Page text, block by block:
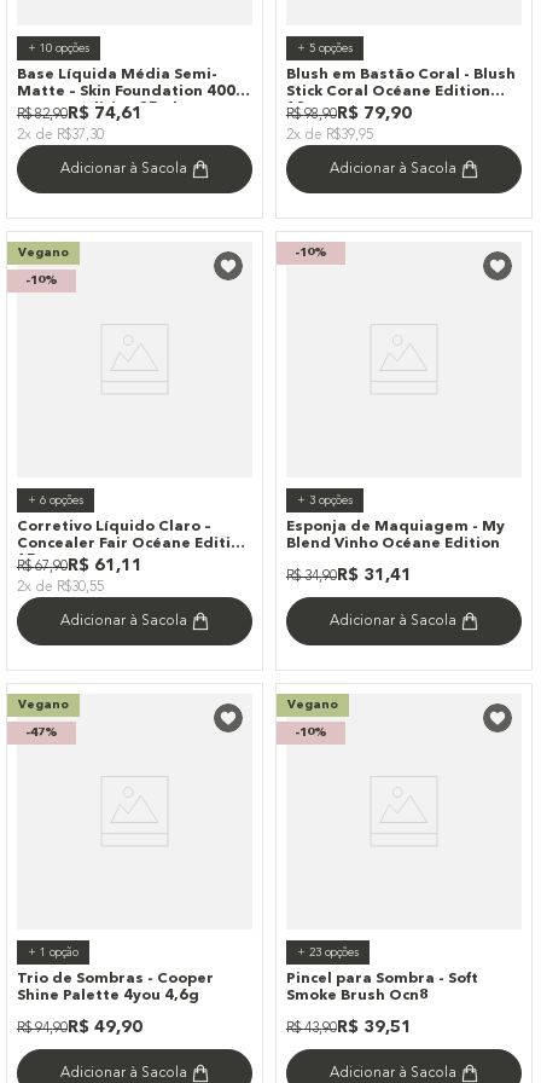
+ 10opções
Base Líquida Média Semi-
Matte – Skin Foundation 400m
Océane Edition 35ml
R$ 82,90R$ 74,61
2x de R$37,30
Adicionar à Sacola
+ 5opções
Blush em Bastão Coral - Blush
Stick Coral Océane Edition
12g
R$ 98,90R$ 79,90
2x de R$39,95
Adicionar à Sacola
Vegano
-10%
+ 6opções
Corretivo Líquido Claro –
Concealer Fair Océane Edition
15g
R$ 67,90R$ 61 ,11
2x de R$30,55
Adicionar à Sacola
-10%
+ 3opções
Esponja de Maquiagem - My
Blend Vinho Océane Edition
R$ 34,90R$ 31 ,41
Adicionar à Sacola
Vegano
-47%
+ 1 opção
Trio de Sombras - Cooper
Shine Palette 4you 4,6g
R$ 94,90R$ 49,90
Adicionar à Sacola
Vegano
-10%
+ 23opções
Pincel para Sombra - Soft
Smoke Brush Ocn8
R$ 43,90R$ 39,51
Adicionar à Sacola